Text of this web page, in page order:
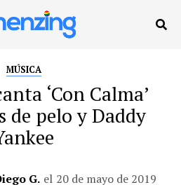
MÚSICA
‘Con Calma’
de pelo y Daddy
G. el 20 de mayo de 2019